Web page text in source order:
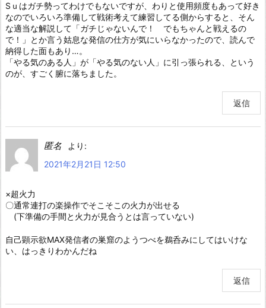
Sｕはガチ勢ってわけでもないですが、わりと使用頻度もあって好き
なのでいろいろ準備して戦術考えて練習してる側からすると、そん
な適当な解説して「ガチじゃないんで！ でもちゃんと戦えるの
で！」とか言う姑息な発信の仕方が気にいらなかったので、読んで
納得した面もあり…。
「やる気のある人」が「やる気のない人」に引っ張られる、という
のが、すごく腑に落ちました。
返信
匿名
より:
2021年2月21日 12:50
×超火力
〇通常連打の楽操作でそこそこの火力が出せる
(下準備の手間と火力が見合うとは言っていない)
自己顕示欲MAX発信者の巣窟のようつべを鵜呑みにしてはいけな
い、はっきりわかんだね
返信